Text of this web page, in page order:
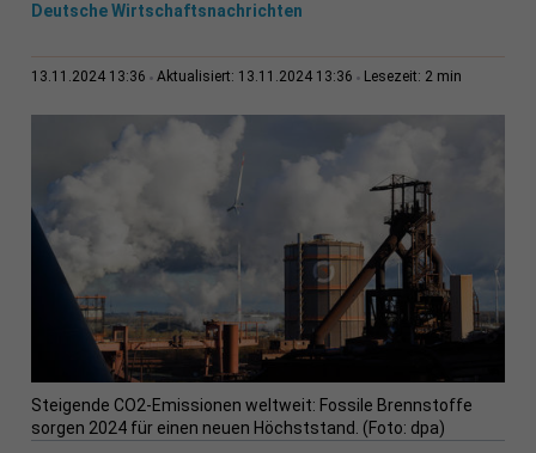
Deutsche Wirtschaftsnachrichten
13.11.2024 13:36 Aktualisiert: 13.11.2024 13:36 Lesezeit: 2 min
Steigende CO2-Emissionen weltweit: Fossile Brennstoffe
sorgen 2024 für einen neuen Höchststand. (Foto: dpa)